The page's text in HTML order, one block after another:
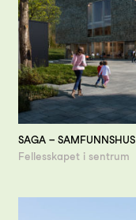
SAGA – SAMFUNNSHUS
Fellesskapet i sentrum